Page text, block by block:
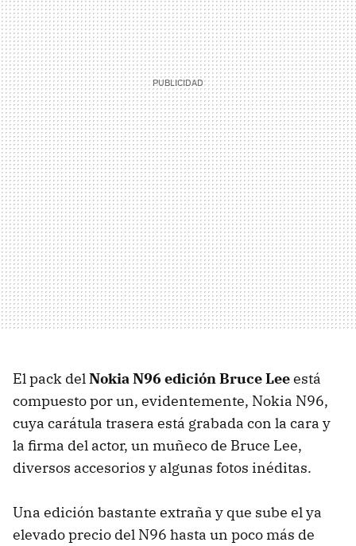
El pack delNokia N96 edición Bruce Leeestá
compuesto por un, evidentemente, Nokia N96,
cuya carátula trasera está grabada con la cara y
la firma del actor, un muñeco de Bruce Lee,
diversos accesorios y algunas fotos inéditas.
Una edición bastante extraña y que sube el ya
elevado precio del N96 hasta un poco más de